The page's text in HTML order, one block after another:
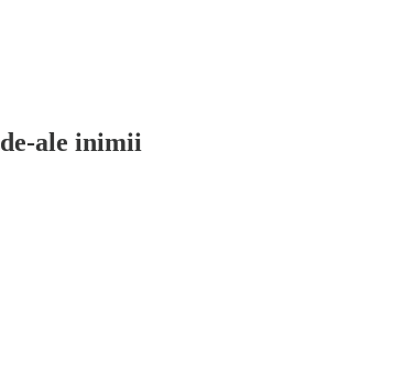
ale inimii